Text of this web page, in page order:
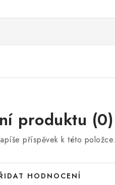
produktu (0)
příspěvek k této položce.
HODNOCENÍ